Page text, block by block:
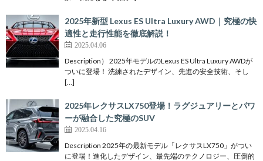
2025年新型 Lexus ES Ultra Luxury AWD｜究極の快
適性と走行性能を徹底解説！
2025.04.06
Description） 2025年モデルのLexus ES Ultra Luxury AWDが
ついに登場！ 洗練されたデザイン、先進の安全技術、そし
[…]
2025年レクサスLX750登場！ラグジュアリーとパワ
ーが融合した究極のSUV
2025.04.16
Description 2025年の最新モデル「レクサスLX750」がつい
に登場！進化したデザイン、最先端のテクノロジー、圧倒的